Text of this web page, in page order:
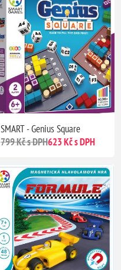
SMART - Genius Square
799 Kč s DPH623 Kč s DPH